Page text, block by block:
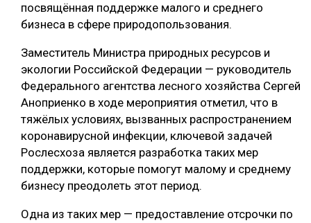
ПРОИЗВОДСТВО ДРЕВЕСНЫХ ПЛИТ
КОМПЛЕКСНАЯ ПЕРЕРАБОТКА
ЛЕСОПИЛЕНИЕ
ДЕРЕВЯННОЕ ДОМОСТРОЕНИЕ
БЕЗОПАСНОЕ ПРОИЗВОДСТВО
СОРТИРОВКА ДРЕВЕСИНЫ
ПОДБОРКИ СТАТЕЙ
посвящённая поддержке малого и среднего
бизнеса в сфере природопользования.
Заместитель Министра природных ресурсов и
экологии Российской Федерации — руководитель
Федерального агентства лесного хозяйства Сергей
Аноприенко в ходе мероприятия отметил, что в
тяжёлых условиях, вызванных распространением
коронавирусной инфекции, ключевой задачей
Рослесхоза является разработка таких мер
поддержки, которые помогут малому и среднему
бизнесу преодолеть этот период.
Одна из таких мер — предоставление отсрочки по